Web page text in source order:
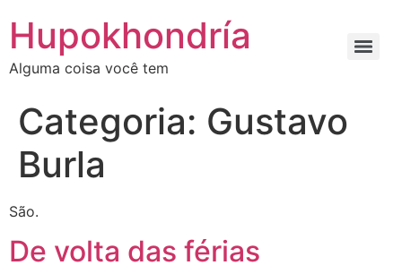
para
conteúdo
Hupokhondría
Alguma coisa você tem
Categoria: Gustavo
Burla
São.
De volta das férias